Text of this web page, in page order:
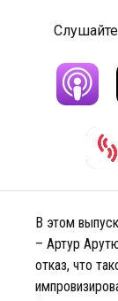
В этом
– Артур
отказ, что